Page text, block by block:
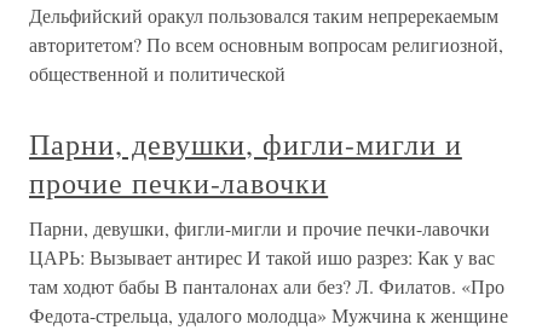
Дельфийский оракул пользовался таким непререкаемым
авторитетом? По всем основным вопросам религиозной,
общественной и политической
Парни, девушки, фигли-мигли и
прочие печки-лавочки
Парни, девушки, фигли-мигли и прочие печки-лавочки
ЦАРЬ: Вызывает антирес И такой ишо разрез: Как у вас
там ходют бабы В панталонах али без? Л. Филатов. «Про
Федота-стрельца, удалого молодца» Мужчина к женщине